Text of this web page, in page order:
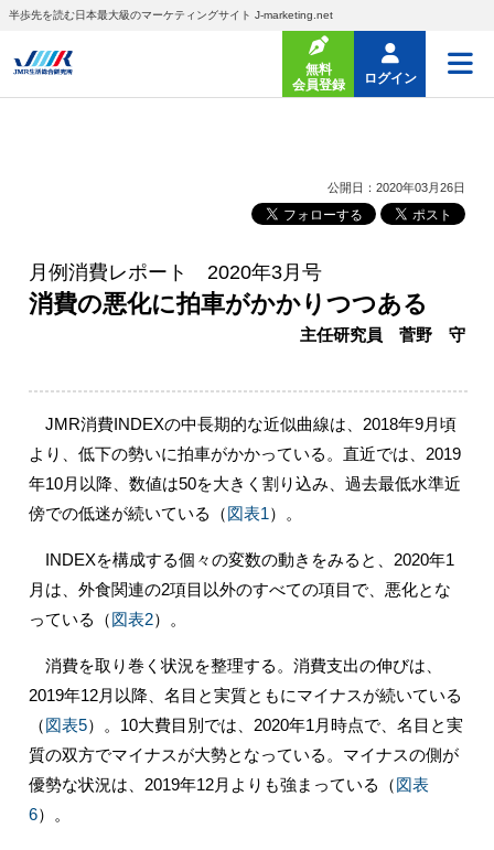
半歩先を読む日本最大級のマーケティングサイト J-marketing.net
無料
会員登録
ログイン
公開日：2020年03月26日
月例消費レポート 2020年3月号
消費の悪化に拍車がかかりつつある
主任研究員 菅野 守
JMR消費INDEXの中長期的な近似曲線は、2018年9月頃
より、低下の勢いに拍車がかかっている。直近では、2019
年10月以降、数値は50を大きく割り込み、過去最低水準近
傍での低迷が続いている（図表1）。
INDEXを構成する個々の変数の動きをみると、2020年1
月は、外食関連の2項目以外のすべての項目で、悪化とな
っている（図表2）。
消費を取り巻く状況を整理する。消費支出の伸びは、
2019年12月以降、名目と実質ともにマイナスが続いている
（図表5）。10大費目別では、2020年1月時点で、名目と実
質の双方でマイナスが大勢となっている。マイナスの側が
優勢な状況は、2019年12月よりも強まっている（図表
6）。